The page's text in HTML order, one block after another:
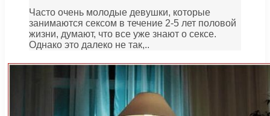
Часто очень молодые девушки, которые
занимаются сексом в течение 2-5 лет половой
жизни, думают, что все уже знают о сексе.
Однако это далеко не так,..